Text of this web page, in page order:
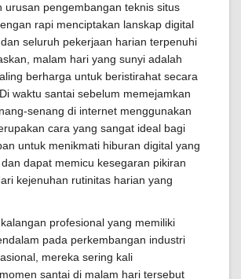
urusan pengembangan teknis situs
rapi menciptakan lanskap digital
seluruh pekerjaan harian terpenuhi
malam hari yang sunyi adalah
berharga untuk beristirahat secara
waktu santai sebelum memejamkan
senang di internet menggunakan
cara yang sangat ideal bagi
untuk menikmati hiburan digital yang
dapat memicu kesegaran pikiran
kejenuhan rutinitas harian yang
profesional yang memiliki
pada perkembangan industri
mereka sering kali
santai di malam hari tersebut